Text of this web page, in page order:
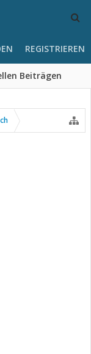
Beiträgen
REGISTRIEREN